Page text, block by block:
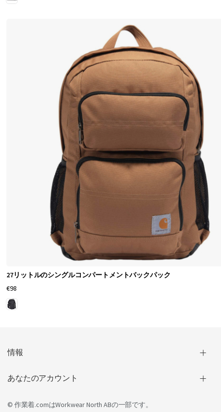
27リットルのシングルコンパートメントバックパック
€98
情報
あなたのアカウント
© 作業着.comはWorkwear North ABの一部です。